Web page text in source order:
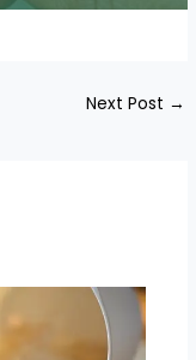
Next Post →